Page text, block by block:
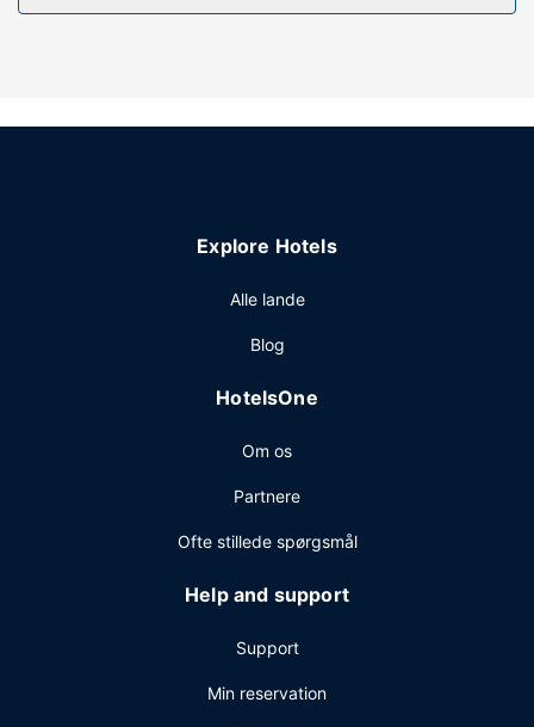
Ejendomsfacilitet
kasinoet. Dette lejlighedshotel tilbyder desuden gratis
lejlighedshotels kaffebar/café. Besøg baren/loungen eller
Gæsterne har blandt andet adgang til hurtig udtjekning, en
parkeringsservice er til rådighed på stedet.
Explore Hotels
Alle lande
Blog
HotelsOne
Om os
Partnere
Ofte stillede spørgsmål
Help and support
Support
Min reservation